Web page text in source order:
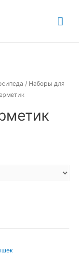
/ Наборы для